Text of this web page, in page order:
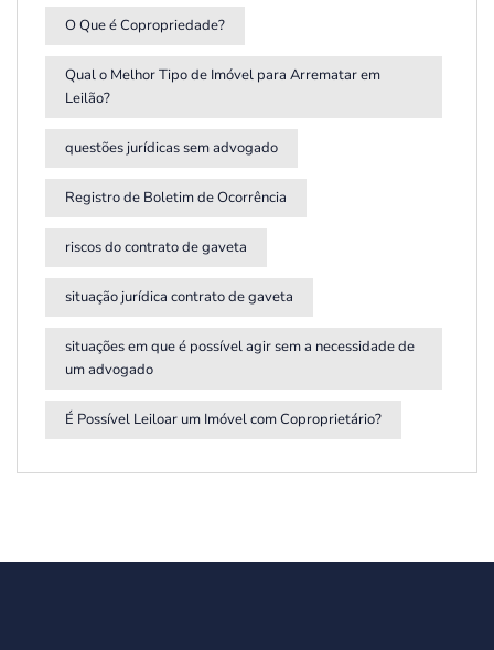
O Que é Copropriedade?
Qual o Melhor Tipo de Imóvel para Arrematar em
Leilão?
questões jurídicas sem advogado
Registro de Boletim de Ocorrência
riscos do contrato de gaveta
situação jurídica contrato de gaveta
situações em que é possível agir sem a necessidade de
um advogado
É Possível Leiloar um Imóvel com Coproprietário?